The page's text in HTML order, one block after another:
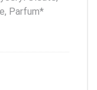
Parfum*